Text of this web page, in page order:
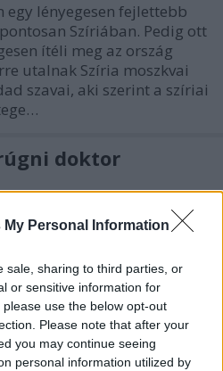
My Personal Information
sale, sharing to third parties, or
or sensitive information for
use the below opt-out
Please note that after your
you may continue seeing
personal information utilized by
egy lényegesen fejlettebb
Szíriában. Pedig ott
ítéli meg az ország
utalnak Szíria moszkvai
szavai, aki szerint a szíriai
doktor
192
HR-es időpontot
cég (valamiben) megőszült
átnyújtja a felmondást,
illetőleg Pali bácsi kap
arról, hogyan is folytassuk